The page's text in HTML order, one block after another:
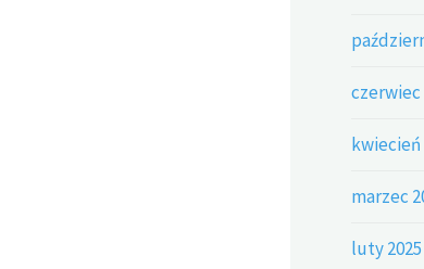
czerwiec
kwiecień
marzec
luty 2025